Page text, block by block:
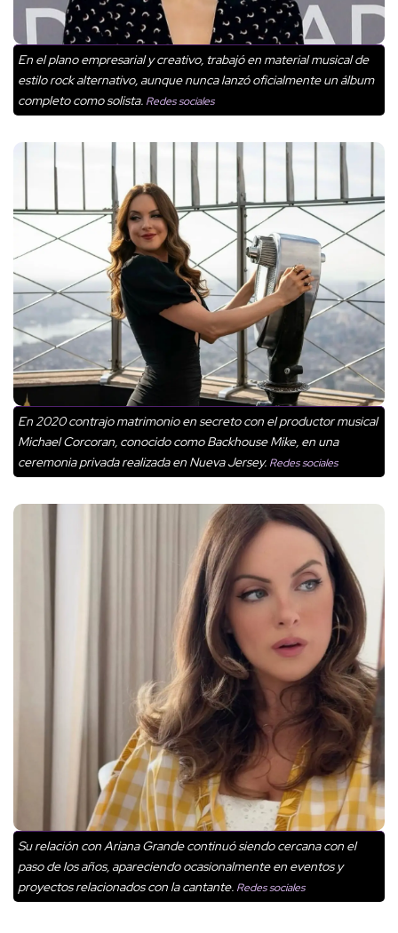
En el plano empresarial y creativo, trabajó en material musical de
estilo rock alternativo, aunque nunca lanzó oficialmente un álbum
completo como solista. Redes sociales
En 2020 contrajo matrimonio en secreto con el productor musical
Michael Corcoran, conocido como Backhouse Mike, en una
ceremonia privada realizada en Nueva Jersey. Redes sociales
Su relación con Ariana Grande continuó siendo cercana con el
paso de los años, apareciendo ocasionalmente en eventos y
proyectos relacionados con la cantante. Redes sociales